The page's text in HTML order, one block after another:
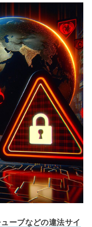
ーブなどの違法サイ